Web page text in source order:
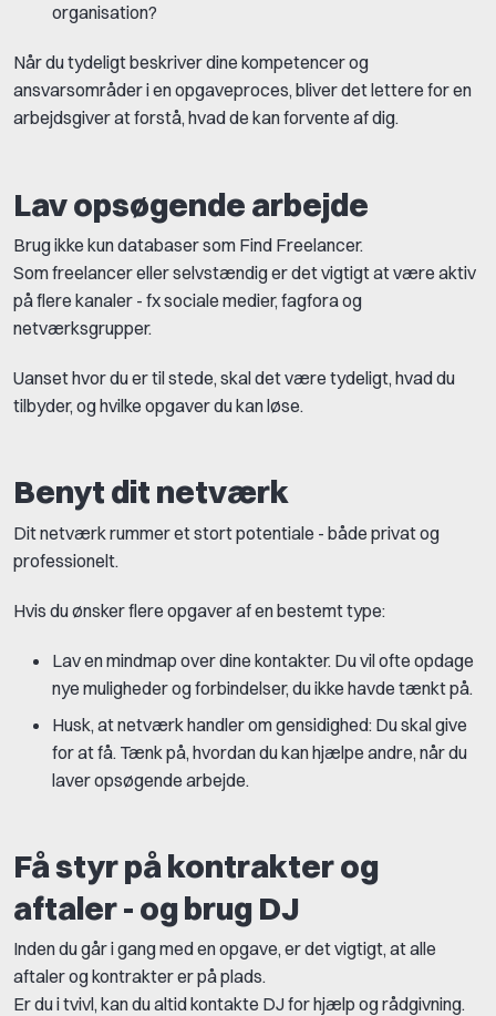
organisation?
Når du tydeligt beskriver dine kompetencer og
ansvarsområder i en opgaveproces, bliver det lettere for en
arbejdsgiver at forstå, hvad de kan forvente af dig.
Lav opsøgende arbejde
Brug ikke kun databaser som Find Freelancer.
Som freelancer eller selvstændig er det vigtigt at være aktiv
på flere kanaler - fx sociale medier, fagfora og
netværksgrupper.
Uanset hvor du er til stede, skal det være tydeligt, hvad du
tilbyder, og hvilke opgaver du kan løse.
Benyt dit netværk
Dit netværk rummer et stort potentiale - både privat og
professionelt.
Hvis du ønsker flere opgaver af en bestemt type:
Lav en mindmap over dine kontakter. Du vil ofte opdage
nye muligheder og forbindelser, du ikke havde tænkt på.
Husk, at netværk handler om gensidighed: Du skal give
for at få. Tænk på, hvordan du kan hjælpe andre, når du
laver opsøgende arbejde.
Få styr på kontrakter og
aftaler - og brug DJ
Inden du går i gang med en opgave, er det vigtigt, at alle
aftaler og kontrakter er på plads.
Er du i tvivl, kan du altid kontakte DJ for hjælp og rådgivning.